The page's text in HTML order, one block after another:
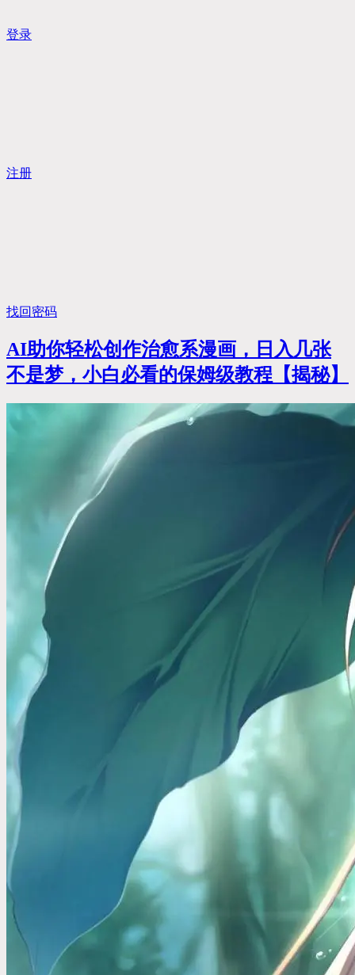
登录
注册
找回密码
AI助你轻松创作治愈系漫画，日入几张
不是梦，小白必看的保姆级教程【揭秘】